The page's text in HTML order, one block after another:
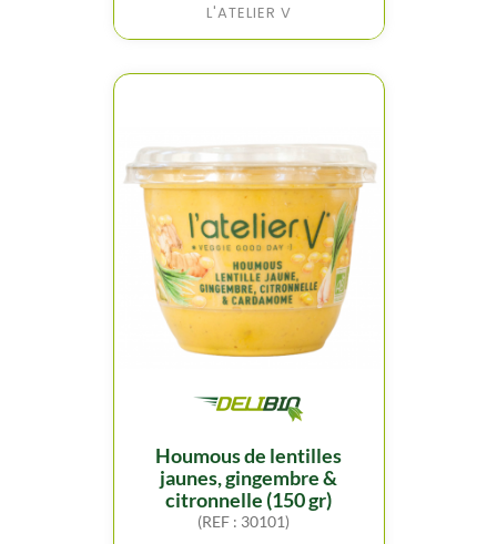
L'ATELIER V
houmous de lentilles
jaunes, gingembre &
citronnelle (150 gr)
(REF : 30101)